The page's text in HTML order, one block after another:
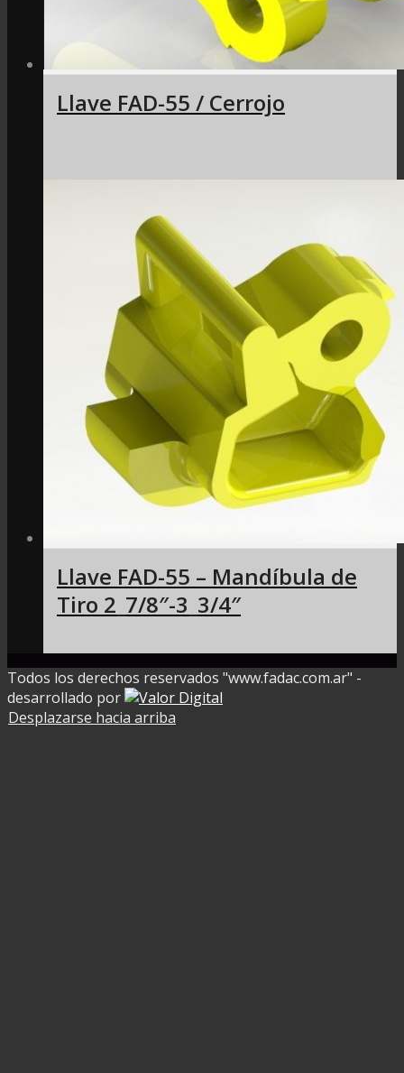
Llave FAD-55 / Cerrojo
Llave FAD-55 – Mandíbula de
Tiro 2_7/8″-3_3/4″
Todos los derechos reservados "www.fadac.com.ar" -
desarrollado por
Desplazarse hacia arriba